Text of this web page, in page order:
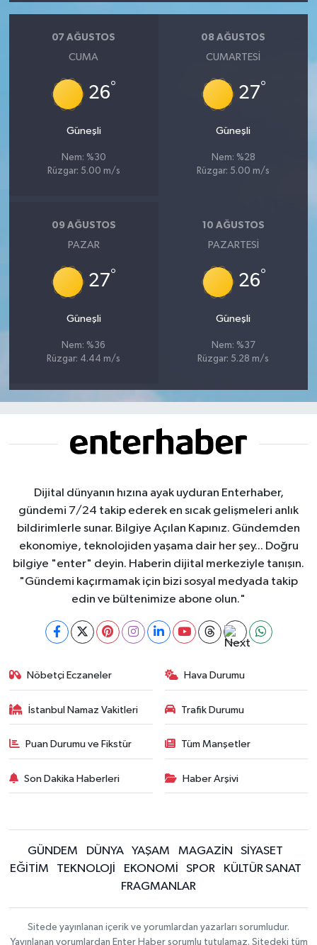
07 AĞUSTOS
CUMA
26°
Güneşli
Nem: %30
Rüzgar: 5.00 m/s
08 AĞUSTOS
CUMARTESI
27°
Güneşli
Nem: %28
Rüzgar: 5.00 m/s
09 AĞUSTOS
PAZAR
27°
Güneşli
Nem: %36
Rüzgar: 4.44 m/s
10 AĞUSTOS
PAZARTESI
26°
Güneşli
Nem: %37
Rüzgar: 5.28 m/s
Dijital dünyanın hızına ayak uyduran Enterhaber,
gündemi 7/24 takip ederek en sıcak gelişmeleri anlık
bildirimlerle sunar. Bilgiye Açılan Kapınız. Gündemden
ekonomiye, teknolojiden yaşama dair her şey... Doğru
bilgiye "enter" deyin. Haberin dijital merkeziyle tanışın.
"Gündemi kaçırmamak için bizi sosyal medyada takip
edin ve bültenimize abone olun."
Nöbetçi Eczaneler Hava Durumu
İstanbul Namaz Vakitleri Trafik Durumu
Puan Durumu ve Fikstür Tüm Manşetler
Son Dakika Haberleri Haber Arşivi
GÜNDEM DÜNYA YAŞAM MAGAZİN
SİYASET
EĞİTİM
TEKNOLOJİ EKONOMİ SPOR
KÜLTÜR SANAT
FRAGMANLAR
Sitede yayınlanan içerik ve yorumlardan yazarları sorumludur.
Yayınlanan yorumlardan Enter Haber sorumlu tutulamaz. Sitedeki tüm